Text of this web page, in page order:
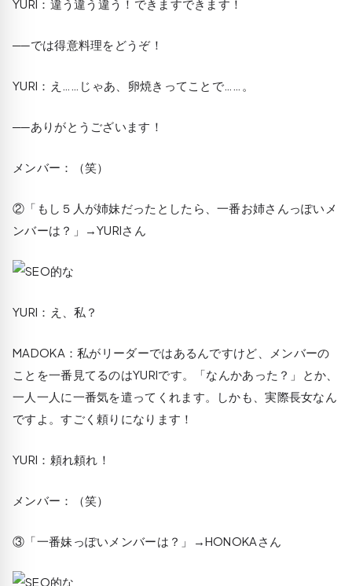
YURI ：違う違う違う！できますできます！
──では得意料理をどうぞ！
YURI ：え……じゃあ、卵焼きってことで……。
──ありがとうございます！
メンバー：（笑）
②「もし５人が姉妹だったとしたら、一番お姉さんっぽいメ
ンバーは？」
→YURIさん
YURI ：え、私？
MADOKA ：私がリーダーではあるんですけど、メンバーの
ことを一番見てるのはYURIです。「なんかあった？」とか、
一人一人に一番気を遣ってくれます。しかも、実際長女なん
ですよ。すごく頼りになります！
YURI ：頼れ頼れ！
メンバー：（笑）
③「一番妹っぽいメンバーは？」 →HONOKA さん